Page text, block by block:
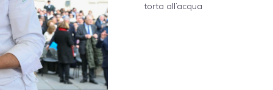
torta all’acqua